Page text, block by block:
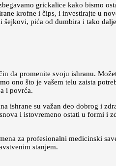
grickalice kako bismo
krofne i čips, i investirajte u
šejkovi, pića od đumbira i tako
da promenite svoju ishranu.
ono što je vašem telu zaista
i povrća.
ishrane su važan deo dobrog i
i istovremeno ostati u formi i
za profesionalni medicinski
stanjem.